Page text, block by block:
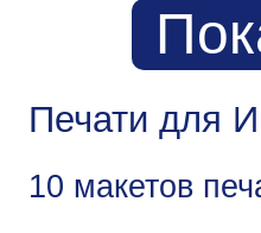
Печати для
10 макетов